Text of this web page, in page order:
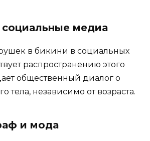
медиа
в бикини в социальных
распространению этого
общественный диалог о
тела, независимо от возраста.
и мода